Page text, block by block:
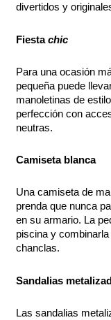
divertidos y
Fiestachic
Para una ocasión
pequeña puede
manoletinas de
perfección con
neutras.
Camiseta blanca
Una camiseta de
prenda que nunca
en su armario. La
piscina y
chanclas.
Sandalias
Las sandalias